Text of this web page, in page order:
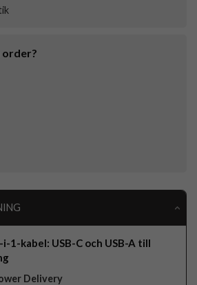
order?
i-1-kabel: USB-C och USB-A till
Delivery